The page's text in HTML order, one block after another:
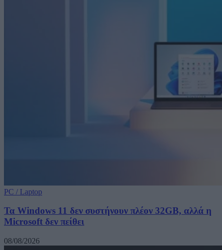
PC / Laptop
Τα Windows 11 δεν συστήνουν πλέον 32GB, αλλά η
Microsoft δεν πείθει
08/08/2026